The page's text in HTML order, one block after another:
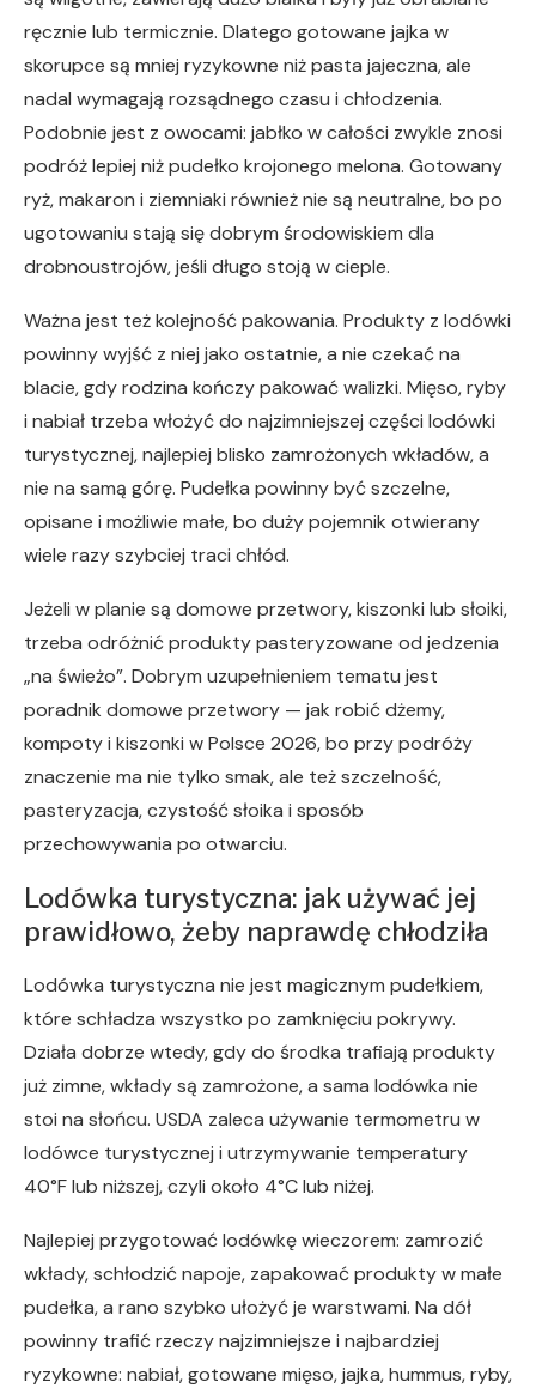
ręcznie lub termicznie. Dlatego gotowane jajka w
skorupce są mniej ryzykowne niż pasta jajeczna, ale
nadal wymagają rozsądnego czasu i chłodzenia.
Podobnie jest z owocami: jabłko w całości zwykle znosi
podróż lepiej niż pudełko krojonego melona. Gotowany
ryż, makaron i ziemniaki również nie są neutralne, bo po
ugotowaniu stają się dobrym środowiskiem dla
drobnoustrojów, jeśli długo stoją w cieple.
Ważna jest też kolejność pakowania. Produkty z lodówki
powinny wyjść z niej jako ostatnie, a nie czekać na
blacie, gdy rodzina kończy pakować walizki. Mięso, ryby
i nabiał trzeba włożyć do najzimniejszej części lodówki
turystycznej, najlepiej blisko zamrożonych wkładów, a
nie na samą górę. Pudełka powinny być szczelne,
opisane i możliwie małe, bo duży pojemnik otwierany
wiele razy szybciej traci chłód.
Jeżeli w planie są domowe przetwory, kiszonki lub słoiki,
trzeba odróżnić produkty pasteryzowane od jedzenia
„na świeżo”. Dobrym uzupełnieniem tematu jest
poradnik domowe przetwory — jak robić dżemy,
kompoty i kiszonki w Polsce 2026, bo przy podróży
znaczenie ma nie tylko smak, ale też szczelność,
pasteryzacja, czystość słoika i sposób
przechowywania po otwarciu.
Lodówka turystyczna: jak używać jej
prawidłowo, żeby naprawdę chłodziła
Lodówka turystyczna nie jest magicznym pudełkiem,
które schładza wszystko po zamknięciu pokrywy.
Działa dobrze wtedy, gdy do środka trafiają produkty
już zimne, wkłady są zamrożone, a sama lodówka nie
stoi na słońcu. USDA zaleca używanie termometru w
lodówce turystycznej i utrzymywanie temperatury
40°F lub niższej, czyli około 4°C lub niżej.
Najlepiej przygotować lodówkę wieczorem: zamrozić
wkłady, schłodzić napoje, zapakować produkty w małe
pudełka, a rano szybko ułożyć je warstwami. Na dół
powinny trafić rzeczy najzimniejsze i najbardziej
ryzykowne: nabiał, gotowane mięso, jajka, hummus, ryby,